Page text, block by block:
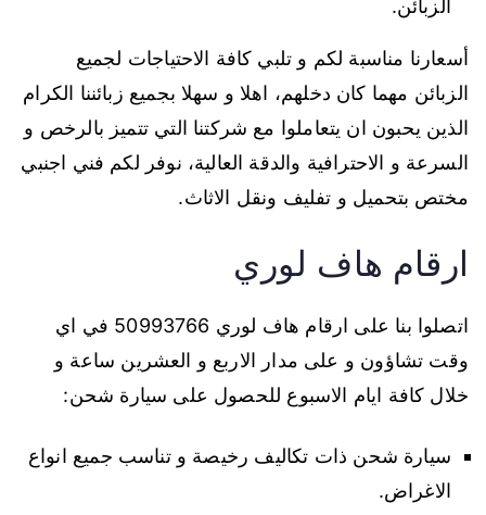
الزبائن.
أسعارنا مناسبة لكم و تلبي كافة الاحتياجات لجميع
الزبائن مهما كان دخلهم، اهلا و سهلا بجميع زبائننا الكرام
الذين يحبون ان يتعاملوا مع شركتنا التي تتميز بالرخص و
السرعة و الاحترافية والدقة العالية، نوفر لكم فني اجنبي
مختص بتحميل و تفليف ونقل الاثاث.
ارقام هاف لوري
اتصلوا بنا على ارقام هاف لوري 50993766 في اي
وقت تشاؤون و على مدار الاربع و العشرين ساعة و
خلال كافة ايام الاسبوع للحصول على سيارة شحن:
سيارة شحن ذات تكاليف رخيصة و تناسب جميع انواع
الاغراض.